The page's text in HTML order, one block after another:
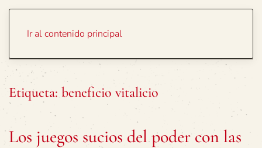
Ir al contenido principal
Etiqueta: beneficio vitalicio
Los juegos sucios del poder con las